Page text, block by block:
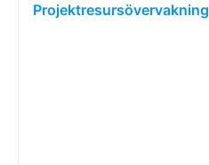
Projektresursövervakning